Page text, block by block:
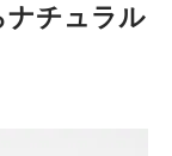
ナチュラル